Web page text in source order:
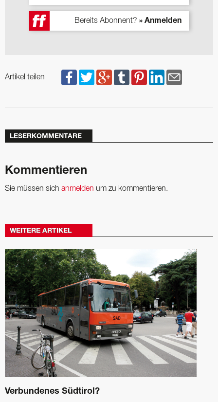
Bereits Abonnent? » Anmelden
Artikel teilen
LESERKOMMENTARE
Kommentieren
Sie müssen sich anmelden um zu kommentieren.
WEITERE ARTIKEL
Verbundenes Südtirol?